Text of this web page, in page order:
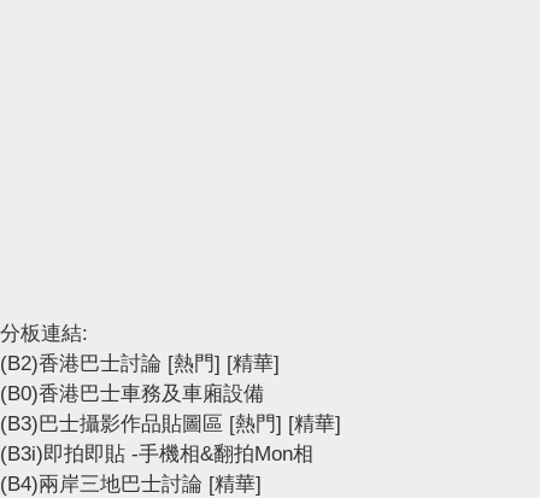
分板連結:
(B2)香港巴士討論 [熱門] [精華]
(B0)香港巴士車務及車廂設備
(B3)巴士攝影作品貼圖區 [熱門] [精華]
(B3i)即拍即貼 -手機相&翻拍Mon相
(B4)兩岸三地巴士討論 [精華]